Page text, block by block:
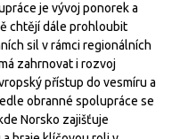
je vývoj ponorek a
chtějí dále prohloubit
sil v rámci regionálních
zahrnovat i rozvoj
přístup do vesmíru a
obranné spolupráce se
Norsko zajišťuje